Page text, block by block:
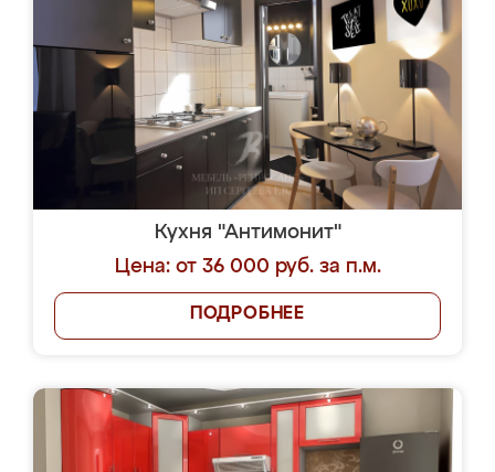
Кухня "Антимонит"
Цена: от 36 000 руб. за п.м.
ПОДРОБНЕЕ